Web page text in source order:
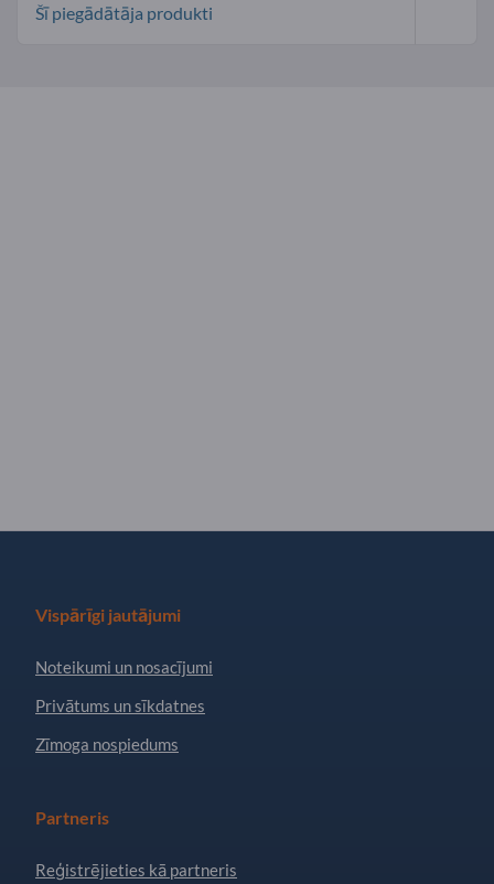
Šī piegādātāja produkti
Vispārīgi jautājumi
Noteikumi un nosacījumi
Privātums un sīkdatnes
Zīmoga nospiedums
Partneris
Reģistrējieties kā partneris